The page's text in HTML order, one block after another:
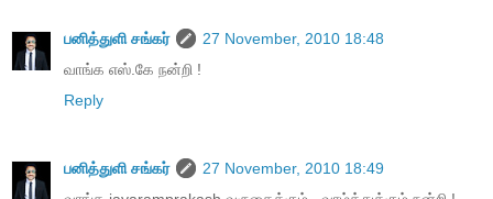
பனித்துளி சங்கர்
27 November, 2010 18:48
வாங்க எஸ்.கே நன்றி !
Reply
பனித்துளி சங்கர்
27 November, 2010 18:49